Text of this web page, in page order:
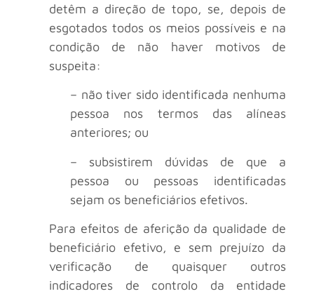
detêm a direção de topo, se, depois de
esgotados todos os meios possíveis e na
condição de não haver motivos de
suspeita:
– não tiver sido identificada nenhuma
pessoa nos termos das alíneas
anteriores; ou
– subsistirem dúvidas de que a
pessoa ou pessoas identificadas
sejam os beneficiários efetivos.
Para efeitos de aferição da qualidade de
beneficiário efetivo, e sem prejuízo da
verificação de quaisquer outros
indicadores de controlo da entidade